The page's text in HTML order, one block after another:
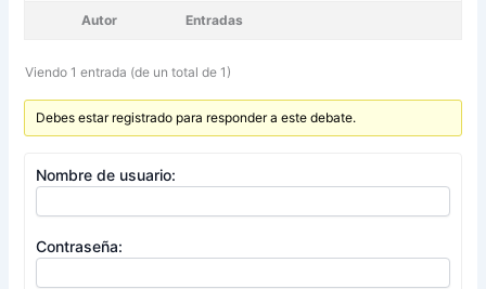
Autor Entradas
Viendo 1 entrada (de un total de 1)
Debes estar registrado para responder a este debate.
Nombre de usuario:
Contraseña: